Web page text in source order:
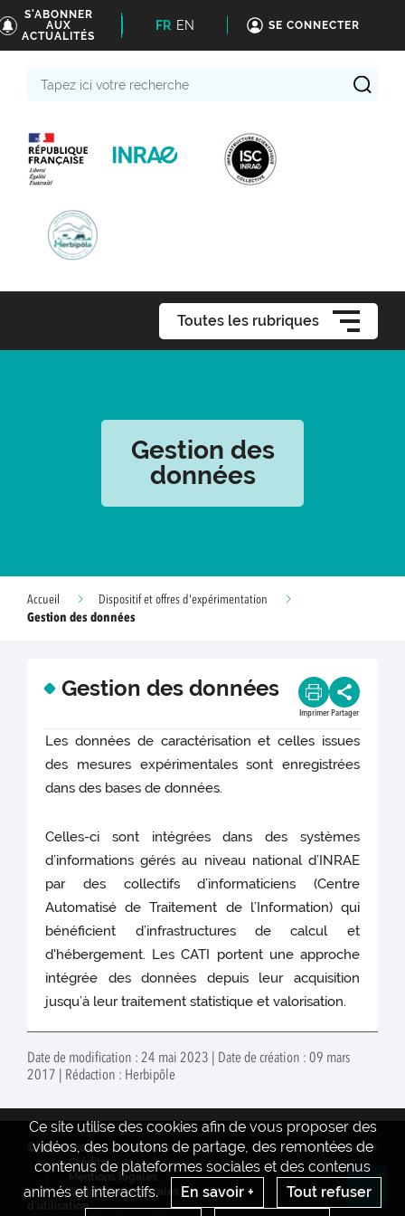
S'ABONNER
AUX
ACTUALITÉS
FR EN SE CONNECTER
Toutes les rubriques
Gestion des
données
Accueil
Dispositif et offres d'expérimentation
Gestion des données
Gestion des données
Imprimer Partager
Les données de caractérisation et celles issues
des mesures expérimentales sont enregistrées
dans des bases de données.
Celles-ci sont intégrées dans des systèmes
d’informations gérés au niveau national d’INRAE
par des collectifs d’informaticiens (Centre
Automatisé de Traitement de l’Information) qui
bénéficient d’infrastructures de calcul et
d'hébergement. Les CATI portent une approche
intégrée des données depuis leur acquisition
jusqu’à leur traitement statistique et valorisation.
Date de modification : 24 mai 2023 | Date de création : 09 mars
2017 | Rédaction : Herbipôle
Ce site utilise des cookies afin de vous proposer des
vidéos, des boutons de partage, des remontées de
contenus de plateformes sociales et des contenus
animés et interactifs.
En savoir +
Tout refuser
© INRAE 2022
Actualités
Crédits
Mentions legales
Conditions générales
d'utilisation
www.inrae.fr